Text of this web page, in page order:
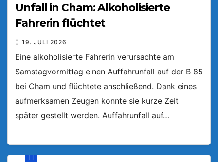
Unfall in Cham: Alkoholisierte
Fahrerin flüchtet
19. JULI 2026
Eine alkoholisierte Fahrerin verursachte am
Samstagvormittag einen Auffahrunfall auf der B 85
bei Cham und flüchtete anschließend. Dank eines
aufmerksamen Zeugen konnte sie kurze Zeit
später gestellt werden. Auffahrunfall auf…